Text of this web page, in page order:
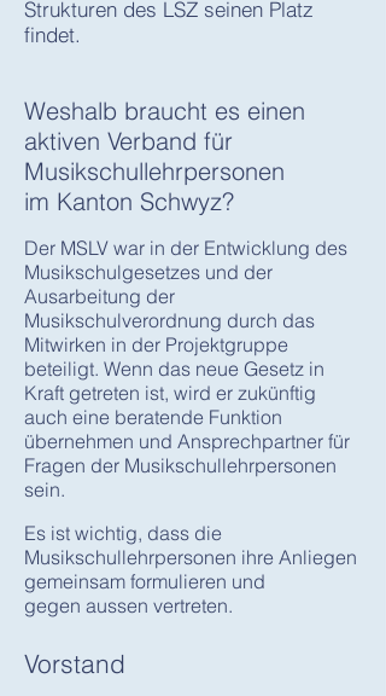
Strukturen des LSZ seinen Platz
findet.
Weshalb braucht es einen
aktiven Verband für
Musikschullehrpersonen
im Kanton Schwyz?
Der MSLV war in der Entwicklung des
Musikschulgesetzes und der
Ausarbeitung der
Musikschulverordnung durch das
Mitwirken in der Projektgruppe
beteiligt. Wenn das neue Gesetz in
Kraft getreten ist, wird er zukünftig
auch eine beratende Funktion
übernehmen und Ansprechpartner für
Fragen der Musikschullehrpersonen
sein.
Es ist wichtig, dass die
Musikschullehrpersonen ihre Anliegen
gemeinsam formulieren und
gegen aussen vertreten.
Vorstand